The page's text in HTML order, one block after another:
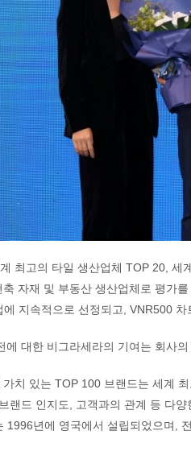
최고의 타일 생산업체 TOP 20,
자재 및 부동산 생산업체로 평가
지속적으로 선정되고, VNR500
에 대한 비그라세라의 기여는 회사
치 있는 TOP 100 브랜드는 세계
랜드 인지도, 고객과의 관계 등 다
1996년에 영국에서 설립되었으며,